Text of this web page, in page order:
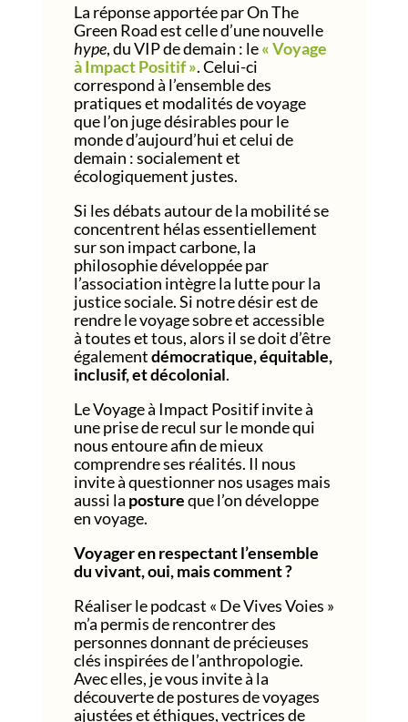
La réponse apportée par On The
Green Road est celle d’une nouvelle
hype, du VIP de demain : le« Voyage
à Impact Positif ». Celui-ci
correspond à l’ensemble des
pratiques et modalités de voyage
que l’on juge désirables pour le
monde d’aujourd’hui et celui de
demain :socialement et
écologiquement justes.
Si les débats autour de la mobilité se
concentrent hélas essentiellement
sur son impact carbone, la
philosophie développée par
l’association intègre la lutte pour la
justice sociale. Si notre désir est de
rendre le voyage sobre et accessible
à toutes et tous, alors il se doit d’être
égalementdémocratique, équitable,
inclusif, et décolonial.
Le Voyage à Impact Positif invite à
une prise de recul sur le monde qui
nous entoure afin de mieux
comprendre ses réalités. Il nous
invite à questionner nos usages mais
aussi la postureque l’on développe
en voyage.
Voyager en respectant l’ensemble
du vivant, oui, mais comment ?
Réaliser le podcast « De Vives Voies »
m’a permis de rencontrer des
personnes donnant de précieuses
clés inspirées de l’anthropologie.
Avec elles, je vous invite à la
découverte de postures de voyages
ajustées et éthiques, vectrices de